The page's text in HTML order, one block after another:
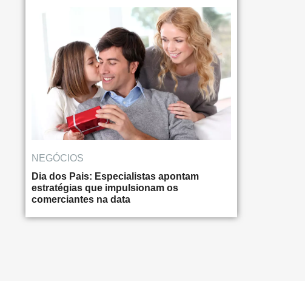
NEGÓCIOS
Dia dos Pais: Especialistas apontam
estratégias que impulsionam os
comerciantes na data